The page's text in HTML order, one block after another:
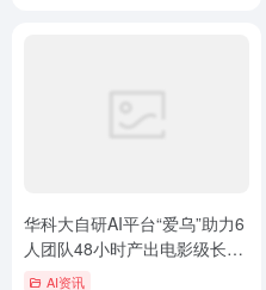
华科大自研AI平台“爱乌”助力6
人团队48小时产出电影级长视
频，破解行业穿帮痛点
AI资讯